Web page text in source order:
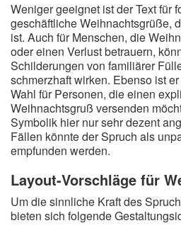
Weniger geeignet ist der Text für
geschäftliche Weihnachtsgrüße,
ist. Auch für Menschen, die
oder einen Verlust betrauern,
Schilderungen von familiärer
schmerzhaft wirken. Ebenso ist
Wahl für Personen, die einen
Weihnachtsgruß versenden
Symbolik hier nur sehr dezent
Fällen könnte der Spruch als
empfunden werden.
Layout-Vorschläge für
Um die sinnliche Kraft des
bieten sich folgende